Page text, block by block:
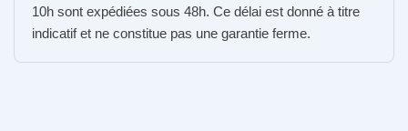
la
page
produit
la
page
produit
10h sont expédiées sous 48h. Ce délai est donné à titre
indicatif et ne constitue pas une garantie ferme.